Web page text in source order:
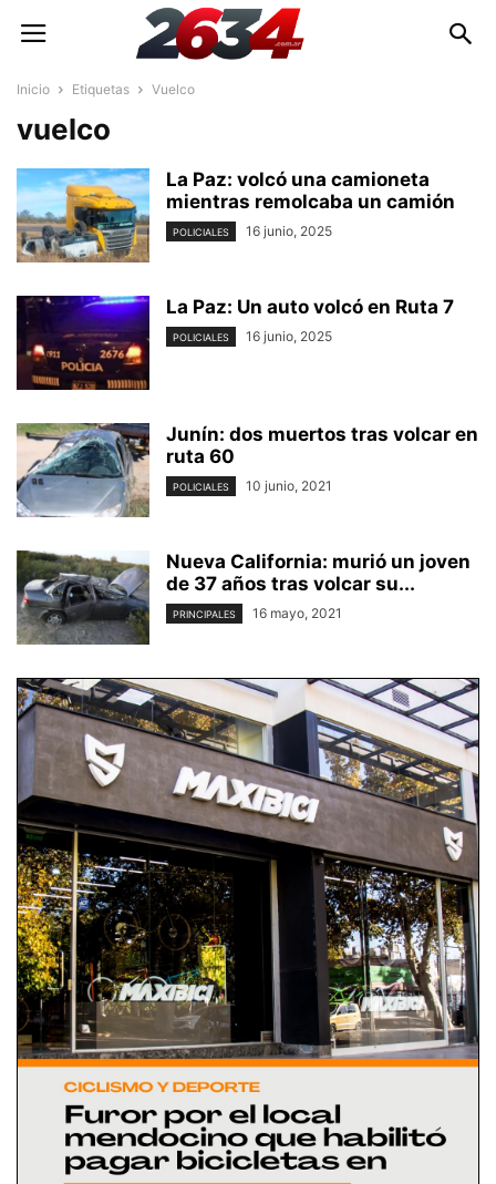
Inicio Etiquetas Vuelco
vuelco
La Paz: volcó una camioneta
mientras remolcaba un camión
POLICIALES 16 junio, 2025
La Paz: Un auto volcó en Ruta 7
POLICIALES 16 junio, 2025
Junín: dos muertos tras volcar en
ruta 60
POLICIALES 10 junio, 2021
Nueva California: murió un joven
de 37 años tras volcar su...
PRINCIPALES 16 mayo, 2021